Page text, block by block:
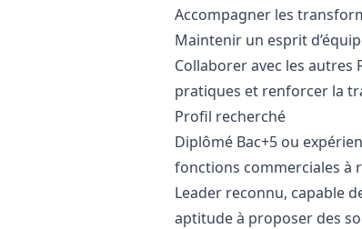
Accompagner les
Maintenir un esprit
Collaborer avec les autres
pratiques et renforcer la
Profil recherché
Diplômé Bac+5 ou
fonctions commerciales à
Leader reconnu, capable
aptitude à proposer des